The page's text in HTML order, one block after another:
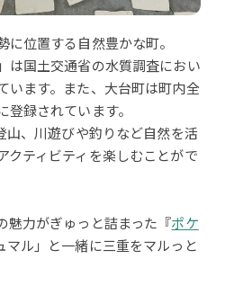
位置する自然豊かな町。
は国土交通省の水質調査におい
います。また、大台町は町内全
録されています。
山、川遊びや釣りなど自然を活
クティビティを楽しむことがで
魅力がぎゅっと詰まった『ポケ
マル」と一緒に三重をマルっと